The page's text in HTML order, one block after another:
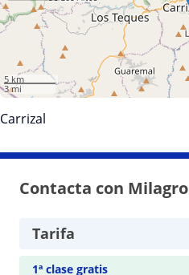
5 km
3 mi
Carrizal
Contacta con Milagro
Tarifa
1ª clase gratis